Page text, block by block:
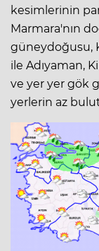
kesimlerinin
Marmara'nın
güneydoğusu,
ile Adıyaman,
ve yer yer gök
yerlerin az